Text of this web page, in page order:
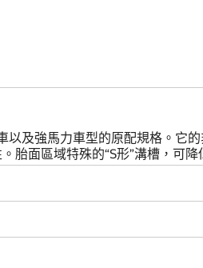
及強馬力車型的原配規格。
面區域特殊的“S形”溝槽，可